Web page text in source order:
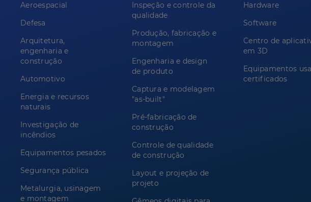
Aeroespacial
Defesa
Arquitetura,
engenharia e
construção
Automotivo
Energia e recursos
naturais
Investigação de
incêndios
Equipamentos pesados
Segurança pública
Metalurgia, usinagem
e montagem
Inspeção e controle da
qualidade
Produção, fabricação e
montagem
Engenharia e design
de produto
Captura e modelagem
"as-built"
Pré-fabricação de
construção
Controle de qualidade
de construção
Layout e projeção de
projeto
Hardware
Software
Centro de
em 3D
Equipamentos
certificados